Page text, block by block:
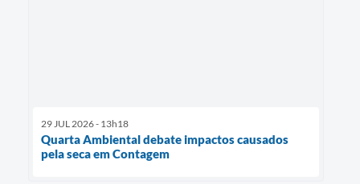
29 JUL 2026 - 13h18
Quarta Ambiental debate impactos causados
pela seca em Contagem